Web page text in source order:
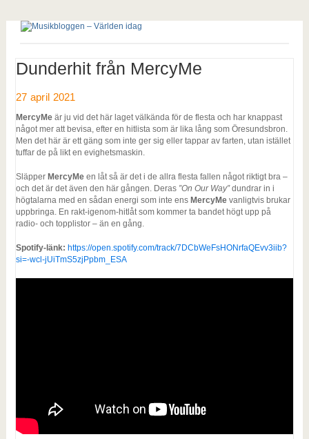
Dunderhit från MercyMe
27 april 2021
MercyMe är ju vid det här laget välkända för de flesta och har knappast
något mer att bevisa, efter en hitlista som är lika lång som Öresundsbron.
Men det här är ett gäng som inte ger sig eller tappar av farten, utan istället
tuffar de på likt en evighetsmaskin.
Släpper MercyMe en låt så är det i de allra flesta fallen något riktigt bra –
och det är det även den här gången. Deras ”On Our Way”dundrar in i
högtalarna med en sådan energi som inte ens MercyMe vanligtvis brukar
uppbringa. En rakt-igenom-hitlåt som kommer ta bandet högt upp på
radio- och topplistor – än en gång.
Spotify-länk: https://open.spotify.com/track/7DCbWeFsHONrfaQEvv3iib?
si=-wcl-jUiTmS5zjPpbm_ESA